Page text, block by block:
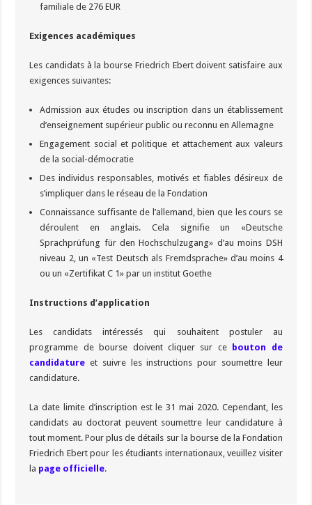
familiale de 276 EUR
Exigences académiques
Les candidats à la bourse Friedrich Ebert doivent satisfaire aux
exigences suivantes:
Admission aux études ou inscription dans un établissement
d’enseignement supérieur public ou reconnu en Allemagne
Engagement social et politique et attachement aux valeurs
de la social-démocratie
Des individus responsables, motivés et fiables désireux de
s’impliquer dans le réseau de la Fondation
Connaissance suffisante de l’allemand, bien que les cours se
déroulent en anglais. Cela signifie un «Deutsche
Sprachprüfung für den Hochschulzugang» d’au moins DSH
niveau 2, un «Test Deutsch als Fremdsprache» d’au moins 4
ou un «Zertifikat C 1» par un institut Goethe
Instructions d’application
Les candidats intéressés qui souhaitent postuler au
programme de bourse doivent cliquer sur ce bouton de
candidature et suivre les instructions pour soumettre leur
candidature.
La date limite d’inscription est le 31 mai 2020. Cependant, les
candidats au doctorat peuvent soumettre leur candidature à
tout moment. Pour plus de détails sur la bourse de la Fondation
Friedrich Ebert pour les étudiants internationaux, veuillez visiter
la page officielle.